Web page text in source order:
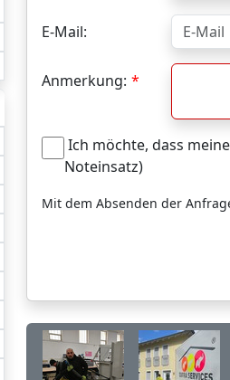
E-Mail:
Anmerkung:
Ich möchte, dass
Noteinsatz)
Mit dem Absenden der